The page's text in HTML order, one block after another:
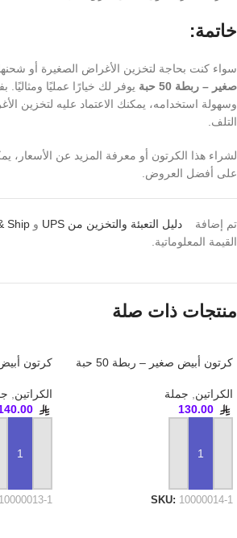
خاتمة:
سواء كنت بحاجة لتخزين الأغراض الصغيرة أو
صغير – ربطة 50 حبة
يوفر لك خيارًا عمليًا
وسهولة استخدامه، يمكنك الاعتماد عليه لتخزين
التلف.
لشراء هذا الكرتون أو معرفة المزيد عن الأسعار،
على أفضل العروض.
تم إضافة دليل التعبئة والتخزين من UPS و Ship
القيمة المعلوماتية.
منتجات ذات صلة
كرتون أبيض صغير – ربطة 50 حبة
الكراتين
جملة
130.00
SKU: 10000014-1
كرتون أبيض
الكراتين
10000013-1